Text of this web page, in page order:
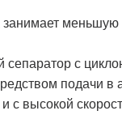
занимает
сепаратор с
подачи в
с высокой